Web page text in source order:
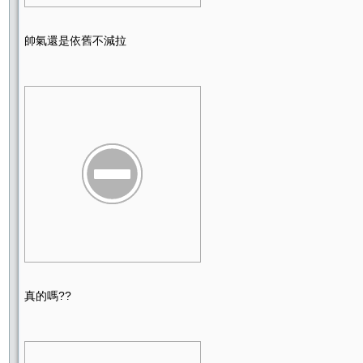
帥氣還是依舊不減拉
真的嗎??